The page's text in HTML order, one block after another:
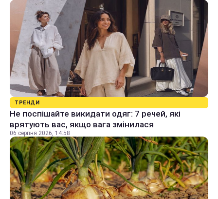
ТРЕНДИ
Не поспішайте викидати одяг: 7 речей, які
врятують вас, якщо вага змінилася
06 серпня 2026, 14:58